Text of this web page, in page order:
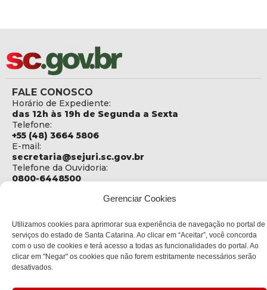
Gerenciar Cookies
Utilizamos cookies para aprimorar sua experiência de navegação no portal de
serviços do estado de Santa Catarina. Ao clicar em “Aceitar”, você concorda
com o uso de cookies e terá acesso a todas as funcionalidades do portal. Ao
clicar em "Negar" os cookies que não forem estritamente necessários serão
desativados.
FALE CONOSCO
Horário de Expediente:
das 12h às 19h de Segunda a Sexta
Telefone:
+55 (48) 3664 5806
E-mail:
secretaria@sejuri.sc.gov.br
Telefone da Ouvidoria:
0800-6448500
Social
Rua Fúlvio Aducci, 1214 - Loja 06
Bairro:
Estreito - Florianópolis - SC
88075-000